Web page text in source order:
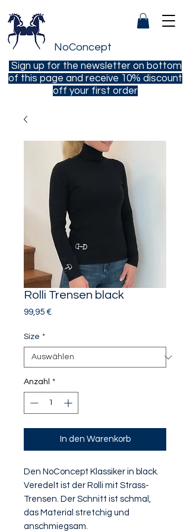
NoConcept
Sign up for the newsletter on bottom
of this page and receive 10% discount
off your first order
Rolli Trensen black
99,95 €Preis
Size *
Anzahl *
In den Warenkorb
Den NoConcept Klassiker in black.
Veredelt ist der Rolli mit Strass-
Trensen. Der Schnitt ist schmal,
das Material stretchig und
anschmiegsam.